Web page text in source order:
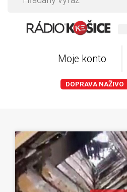
Moje konto
DOPRAVA NAŽIVO